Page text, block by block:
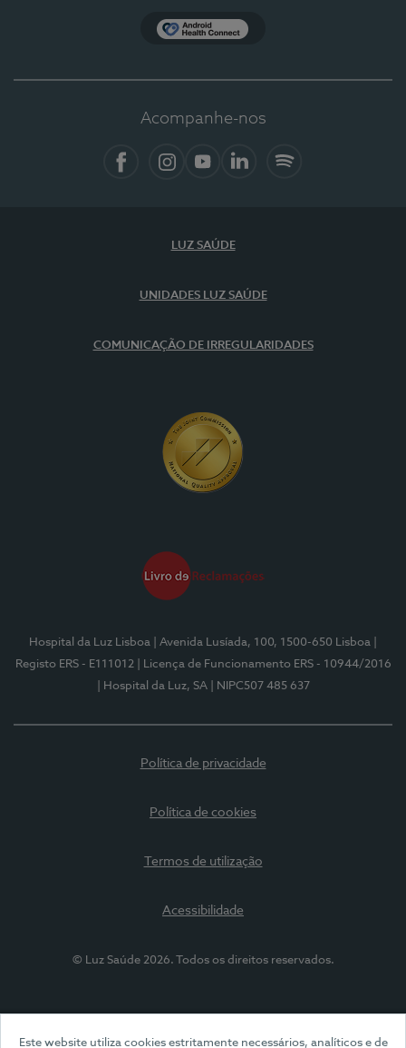
Este website utiliza cookies estritamente necessários, analíticos e de
Acompanhe-nos
LUZ SAÚDE
UNIDADES LUZ SAÚDE
COMUNICAÇÃO DE IRREGULARIDADES
Hospital da Luz Lisboa | Avenida Lusíada, 100, 1500-650 Lisboa
Registo ERS - E111012
| Licença de Funcionamento ERS - 10944/2016
| Hospital da Luz, SA
| NIPC507 485 637
Política de privacidade
Política de cookies
Termos de utilização
Acessibilidade
© Luz Saúde 2026. Todos os direitos reservados.